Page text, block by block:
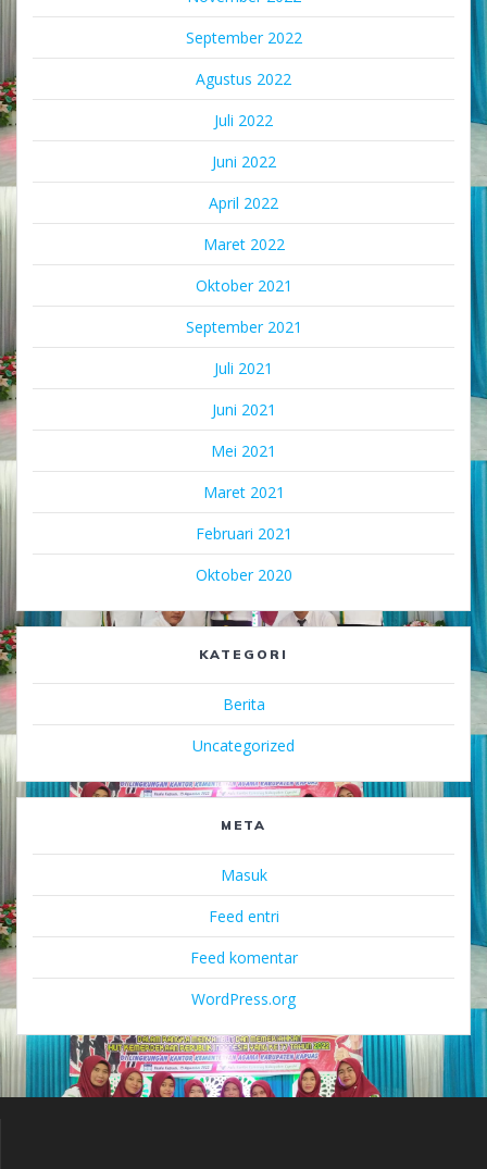
September 2022
Agustus 2022
Juli 2022
Juni 2022
April 2022
Maret 2022
Oktober 2021
September 2021
Juli 2021
Juni 2021
Mei 2021
Maret 2021
Februari 2021
Oktober 2020
KATEGORI
Berita
Uncategorized
META
Masuk
Feed entri
Feed komentar
WordPress.org